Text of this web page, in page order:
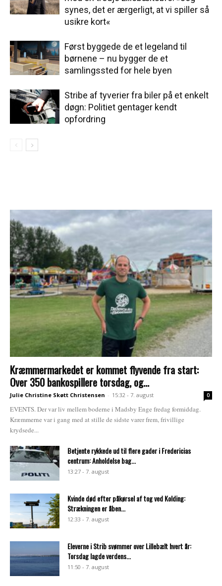
synes, det er ærgerligt, at vi spiller så
usikre kort«
Først byggede de et legeland til
børnene – nu bygger de et
samlingssted for hele byen
Stribe af tyverier fra biler på et enkelt
døgn: Politiet gentager kendt
opfordring
Kræmmermarkedet er kommet flyvende fra start:
Over 350 bankospillere torsdag, og...
Julie Christine Skøtt Christensen - 15:32 - 7. august 0
EVENTS. Der var liv mellem boderne i Madsby Enge fredag formiddag.
Kræmmerne var i gang med at stille de sidste varer frem, frivillige
krydsede...
Betjente rykkede ud til flere gader i Fredericias
centrum: Anholdelse bag...
13:27 - 7. august
Kvinde død efter påkørsel af tog ved Kolding:
Strækningen er åben...
12:33 - 7. august
Eleverne i Strib svømmer over Lillebælt hvert år:
Torsdag lagde verdens...
11:50 - 7. august